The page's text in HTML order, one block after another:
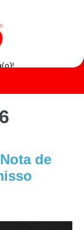
de